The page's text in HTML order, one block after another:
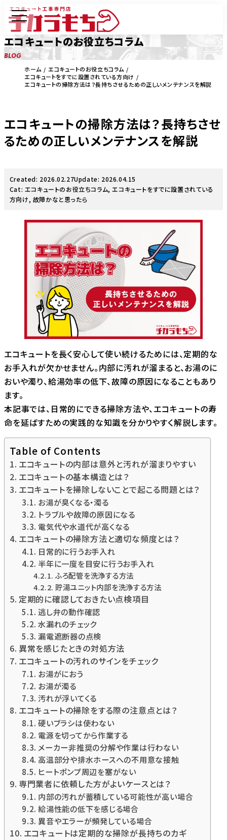
エコキュートのお役立ちコラム
BLOG
ホーム
エコキュートのお役立ちコラム
エコキュートをすでに設置されている方向け
エコキュートの掃除方法は？長持ちさせるための正しいメンテナンスを解説
エコキュートの掃除方法は？長持ちさせ
るための正しいメンテナンスを解説
Created: 2026.02.27Update: 2026.04.15
Cat: エコキュートのお役立ちコラム,エコキュートをすでに設置されている
方向け, 故障かなと思ったら
エコキュートを長く安心して使い続けるためには、定期的な
お手入れが欠かせません。内部に汚れが溜まると、お湯のに
おいや濁り、給湯効率の低下、故障の原因になることもあり
ます。
本記事では、日常的にできる掃除方法や、エコキュートの寿
命を延ばすための実践的な知識を分かりやすく解説します。
Table of Contents
エコキュートの内部は意外と汚れが溜まりやすい
エコキュートの基本構造とは？
エコキュートを掃除しないことで起こる問題とは？
お湯が臭くなる・濁る
トラブルや故障の原因になる
電気代や水道代が高くなる
エコキュートの掃除方法と適切な頻度とは？
日常的に行うお手入れ
半年に一度を目安に行うお手入れ
ふろ配管を洗浄する方法
貯湯ユニット内部を洗浄する方法
定期的に確認しておきたい点検項目
逃し弁の動作確認
水漏れのチェック
漏電遮断器の点検
異常を感じたときの対処方法
エコキュートの汚れのサインをチェック
お湯がにおう
お湯が濁る
汚れが浮いてくる
エコキュートの掃除をする際の注意点とは？
硬いブラシは使わない
電源を切ってから作業する
メーカー非推奨の分解や作業は行わない
高温部分や排水ホースへの不用意な接触
ヒートポンプ周辺を塞がない
専門業者に依頼した方がよいケースとは？
内部の汚れが蓄積している可能性が高い場合
給湯性能の低下を感じる場合
異音やエラーが頻発している場合
エコキュートは定期的な掃除が長持ちのカギ